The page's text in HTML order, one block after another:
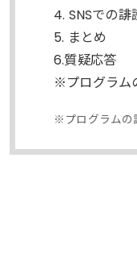
4. SNSでの誹
5. まとめ
6.質疑応答
※プログラム
※プログラムの